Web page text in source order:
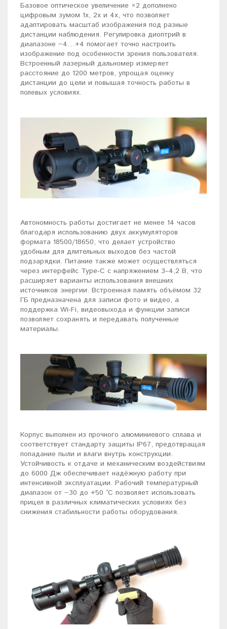
Базовое оптическое увеличение ×2 дополнено
цифровым зумом 1x, 2x и 4x, что позволяет
адаптировать масштаб изображения под разные
дистанции наблюдения. Регулировка диоптрий в
диапазоне −4…+4 помогает точно настроить
изображение под особенности зрения пользователя.
Встроенный лазерный дальномер измеряет
расстояние до 1200 метров, упрощая оценку
дистанции до цели и повышая точность работы в
полевых условиях.
Автономность работы достигает не менее 14 часов
благодаря использованию двух аккумуляторов
формата 18500/18650, что делает устройство
удобным для длительных выходов без частой
подзарядки. Питание также может осуществляться
через интерфейс Type-C с напряжением 3–4,2 В, что
расширяет варианты использования внешних
источников энергии. Встроенная память объёмом 32
ГБ предназначена для записи фото и видео, а
поддержка Wi-Fi, видеовыхода и функции записи
позволяет сохранять и передавать полученные
материалы.
Корпус выполнен из прочного алюминиевого сплава и
соответствует стандарту защиты IP67, предотвращая
попадание пыли и влаги внутрь конструкции.
Устойчивость к отдаче и механическим воздействиям
до 6000 Дж обеспечивает надёжную работу при
интенсивной эксплуатации. Рабочий температурный
диапазон от −30 до +50 °C позволяет использовать
прицел в различных климатических условиях без
снижения стабильности работы оборудования.